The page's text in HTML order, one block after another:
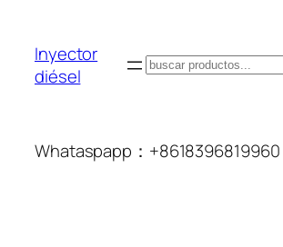
Inyector
diésel
搜
Whataspapp：+8618396819960